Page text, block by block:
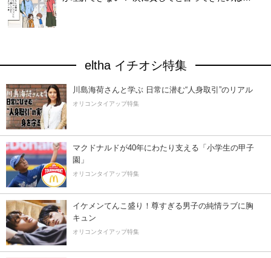
eltha イチオシ特集
川島海荷さんと学ぶ 日常に潜む“人身取引”のリアル
オリコンタイアップ特集
マクドナルドが40年にわたり支える「小学生の甲子
園」
オリコンタイアップ特集
イケメンてんこ盛り！尊すぎる男子の純情ラブに胸
キュン
オリコンタイアップ特集